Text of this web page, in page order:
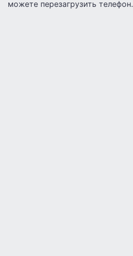
можете перезагрузить телефон.